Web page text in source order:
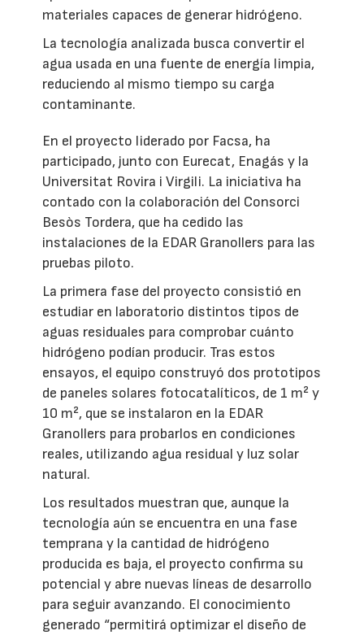
materiales capaces de generar hidrógeno.
La tecnología analizada busca convertir el
agua usada en una fuente de energía limpia,
reduciendo al mismo tiempo su carga
contaminante.
En el proyecto liderado por Facsa, ha
participado, junto con Eurecat, Enagás y la
Universitat Rovira i Virgili. La iniciativa ha
contado con la colaboración del Consorci
Besòs Tordera, que ha cedido las
instalaciones de la EDAR Granollers para las
pruebas piloto.
La primera fase del proyecto consistió en
estudiar en laboratorio distintos tipos de
aguas residuales para comprobar cuánto
hidrógeno podían producir. Tras estos
ensayos, el equipo construyó dos prototipos
de paneles solares fotocatalíticos, de 1 m² y
10 m², que se instalaron en la EDAR
Granollers para probarlos en condiciones
reales, utilizando agua residual y luz solar
natural.
Los resultados muestran que, aunque la
tecnología aún se encuentra en una fase
temprana y la cantidad de hidrógeno
producida es baja, el proyecto confirma su
potencial y abre nuevas líneas de desarrollo
para seguir avanzando. El conocimiento
generado “permitirá optimizar el diseño de